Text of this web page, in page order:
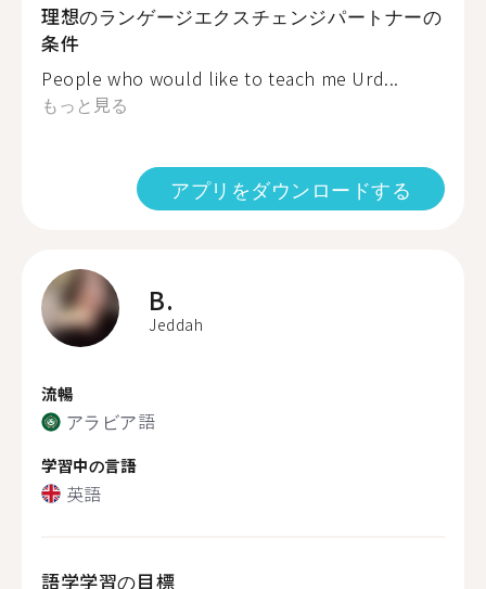
理想のランゲージエクスチェンジパートナーの
条件
People who would like to teach me Urd...
もっと見る
アプリをダウンロードする
B.
Jeddah
流暢
アラビア語
学習中の言語
英語
語学学習の目標